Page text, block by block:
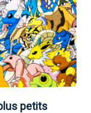
petits